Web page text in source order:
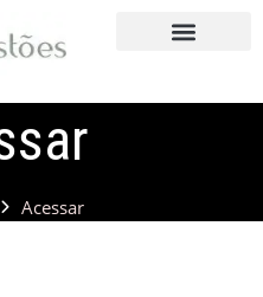
Acessar